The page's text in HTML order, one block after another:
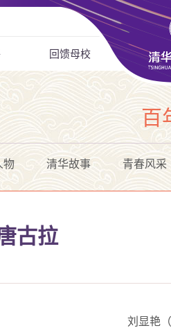
回馈母校
百
物 清华故事 青春风采
古拉
刘显艳（